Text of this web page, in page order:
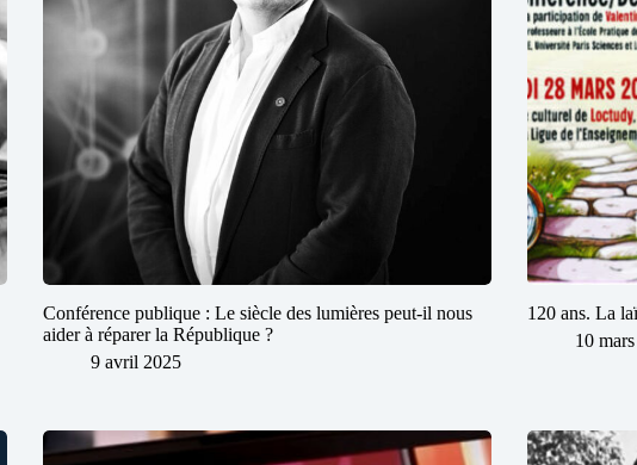
Conférence publique : Le siècle des lumières peut-il nous
aider à réparer la République ?
9 avril 2025
120 ans. La
10